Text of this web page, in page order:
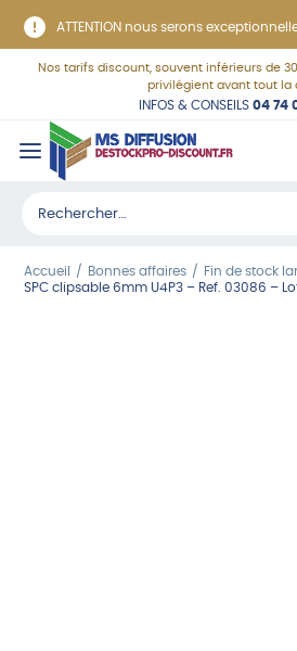
ATTENTION nous serons
Nos tarifs discount, souvent inférieurs de
privilégient avant tout la
INFOS & CONSEILS 04 74
Rechercher :
Accueil Bonnes affaires Fin de stock
SPC clipsable 6mm U4P3 – Ref. 03086 –
Panneau de gestion des cookies